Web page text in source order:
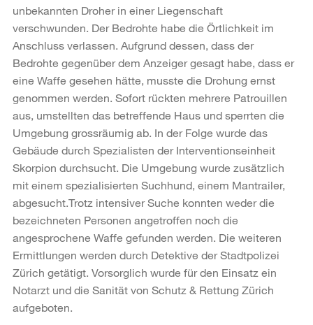
unbekannten Droher in einer Liegenschaft
verschwunden. Der Bedrohte habe die Örtlichkeit im
Anschluss verlassen. Aufgrund dessen, dass der
Bedrohte gegenüber dem Anzeiger gesagt habe, dass er
eine Waffe gesehen hätte, musste die Drohung ernst
genommen werden. Sofort rückten mehrere Patrouillen
aus, umstellten das betreffende Haus und sperrten die
Umgebung grossräumig ab. In der Folge wurde das
Gebäude durch Spezialisten der Interventionseinheit
Skorpion durchsucht. Die Umgebung wurde zusätzlich
mit einem spezialisierten Suchhund, einem Mantrailer,
abgesucht.Trotz intensiver Suche konnten weder die
bezeichneten Personen angetroffen noch die
angesprochene Waffe gefunden werden. Die weiteren
Ermittlungen werden durch Detektive der Stadtpolizei
Zürich getätigt. Vorsorglich wurde für den Einsatz ein
Notarzt und die Sanität von Schutz & Rettung Zürich
aufgeboten.